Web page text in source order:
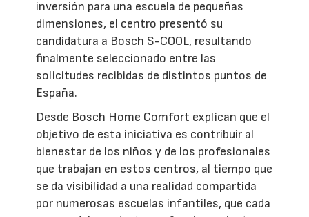
inversión para una escuela de pequeñas
dimensiones, el centro presentó su
candidatura a Bosch S-COOL, resultando
finalmente seleccionado entre las
solicitudes recibidas de distintos puntos de
España.
Desde Bosch Home Comfort explican que el
objetivo de esta iniciativa es contribuir al
bienestar de los niños y de los profesionales
que trabajan en estos centros, al tiempo que
se da visibilidad a una realidad compartida
por numerosas escuelas infantiles, que cada